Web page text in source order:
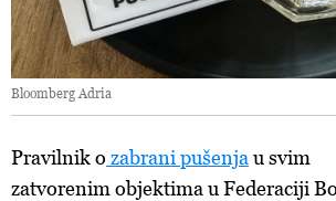
Bloomberg Adria
Pravilnik o zabrani pušenja u svim
zatvorenim objektima u Federaciji